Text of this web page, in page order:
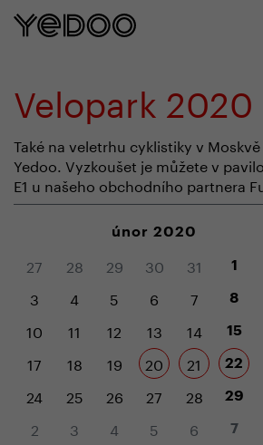
Velopark 2020
Také na veletrhu cyklistiky v
Yedoo. Vyzkoušet je můžete v
E1 u našeho obchodního partnera
únor 2020
27 28 29 30 31 1
3 4 5 6 7 8
10 11 12 13 14 15
17 18 19 20 21 22
24 25 26 27 28 29
2 3 4 5 6 7